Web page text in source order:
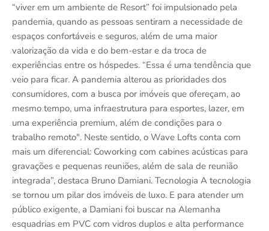
“viver em um ambiente de Resort” foi impulsionado pela
pandemia, quando as pessoas sentiram a necessidade de
espaços confortáveis e seguros, além de uma maior
valorização da vida e do bem-estar e da troca de
experiências entre os hóspedes. “Essa é uma tendência que
veio para ficar. A pandemia alterou as prioridades dos
consumidores, com a busca por imóveis que ofereçam, ao
mesmo tempo, uma infraestrutura para esportes, lazer, em
uma experiência premium, além de condições para o
trabalho remoto". Neste sentido, o Wave Lofts conta com
mais um diferencial: Coworking com cabines acústicas para
gravações e pequenas reuniões, além de sala de reunião
integrada”, destaca Bruno Damiani. Tecnologia A tecnologia
se tornou um pilar dos imóveis de luxo. E para atender um
público exigente, a Damiani foi buscar na Alemanha
esquadrias em PVC com vidros duplos e alta performance